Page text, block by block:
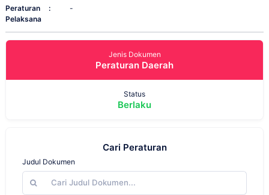
Peraturan
Pelaksana
: -
Jenis Dokumen
Peraturan Daerah
Status
Berlaku
Cari Peraturan
Judul Dokumen